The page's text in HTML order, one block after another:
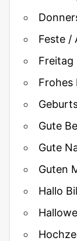
Feste /
Freitag
Frohes
Gute
Gute
Guten
Hallo